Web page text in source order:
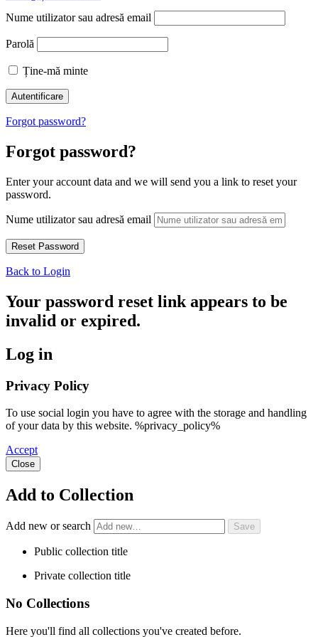
Nume utilizator sau adresă email
Parolă
Ține-mă minte
Forgot password?
Forgot password?
Enter your account data and we will send you a link to reset your
password.
Nume utilizator sau adresă email
Back to Login
Your password reset link appears to be
invalid or expired.
Log in
Privacy Policy
To use social login you have to agree with the storage and handling
of your data by this website. %privacy_policy%
Accept
Close
Add to Collection
Add new or search
Public collection title
Private collection title
No Collections
Here you'll find all collections you've created before.